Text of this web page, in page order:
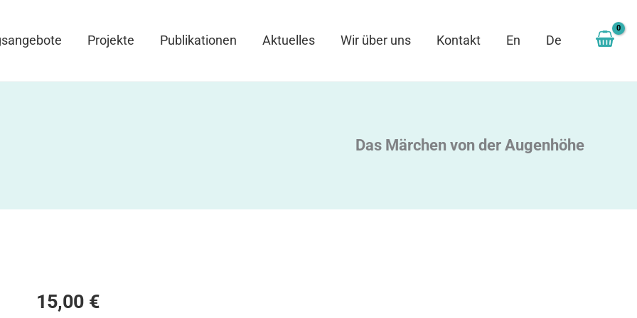
Projekte Publikationen Aktuelles Wir über uns Kontakt En De
Das Märchen von der Augenhöhe
15,00 €